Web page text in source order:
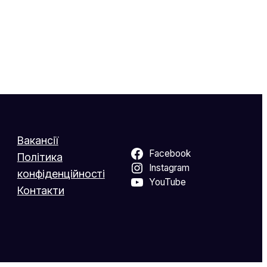
Вакансії
Політика
конфіденційності
Контакти
Facebook
Instagram
YouTube